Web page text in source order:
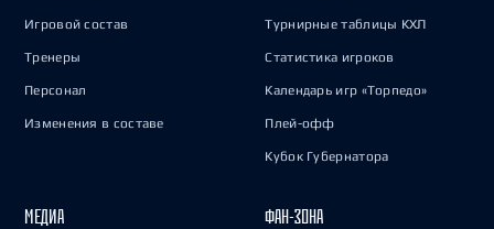
Игровой состав
Тренеры
Персонал
Изменения в составе
Турнирные таблицы КХЛ
Статистика игроков
Календарь игр «Торпедо»
Плей-офф
Кубок Губернатора
МЕДИА ФАН-ЗОНА